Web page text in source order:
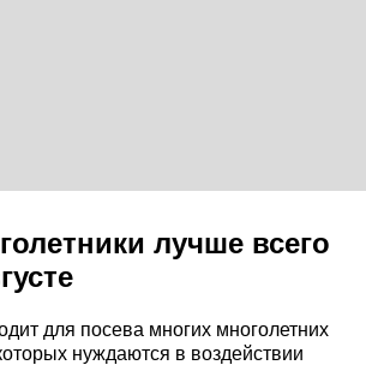
лучше всего
для посева многих многолетних
нуждаются в воздействии